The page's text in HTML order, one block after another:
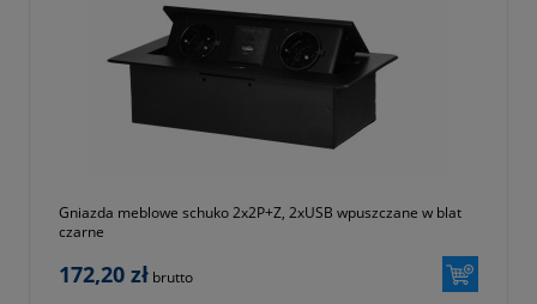
Gniazda meblowe schuko 2x2P+Z, 2xUSB wpuszczane w blat
czarne
172,20 zł brutto